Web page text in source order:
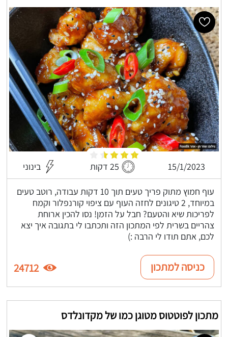
15/1/2023 25 דקות בינוני
עוף חמוץ מתוק פריך טעים תוך 10 דקות עבודה, רוטב טעים
במיוחד, 2 טיגונים לחזה העוף עם ציפוי קורנפלור וקמח
לפריכות שיא והטעם? חבל על הזמן! נסו להכין ארוחת
צהריים בשרית לפי המתכון הזה ותכתבו לי בתגובה איך יצא
לכם, אתם תודו לי הרבה :)
כניסה למתכון 24712
מתכון לפוטטוס מטוגן כמו של מקדונלדס